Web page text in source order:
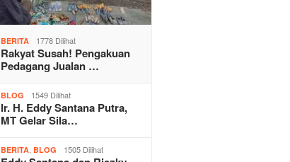
BERITA 1778 Dilihat
Rakyat Susah! Pengakuan
Pedagang Jualan …
BLOG 1549 Dilihat
Ir. H. Eddy Santana Putra,
MT Gelar Sila…
BERITA ,BLOG 1505 Dilihat